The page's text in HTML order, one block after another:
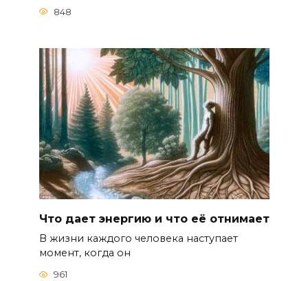
848
Что дает энергию и что её отнимает
В жизни каждого человека наступает
момент, когда он
961